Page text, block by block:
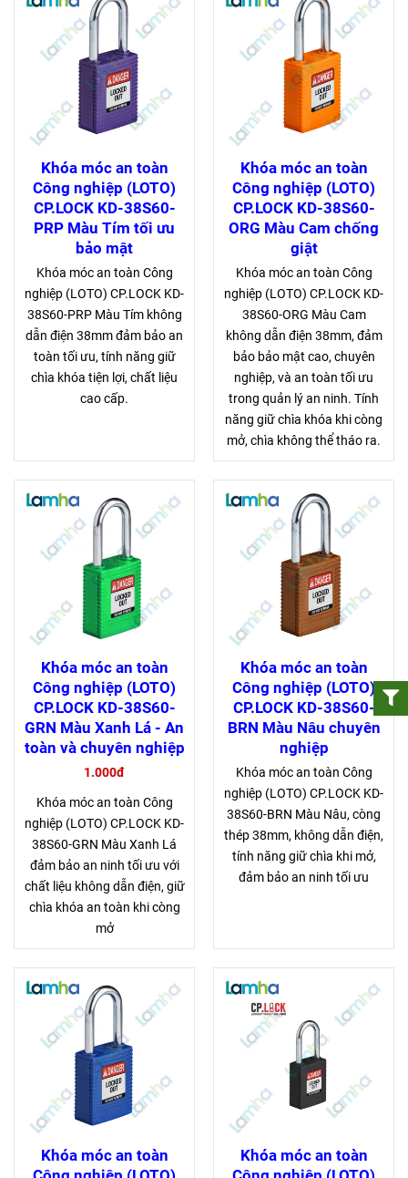
Khóa móc an toàn
Công nghiệp (LOTO)
CP.LOCK KD-38S60-
PRP Màu Tím tối ưu
bảo mật
Khóa móc an toàn Công
nghiệp (LOTO) CP.LOCK KD-
38S60-PRP Màu Tím không
dẫn điện 38mm đảm bảo an
toàn tối ưu, tính năng giữ
chìa khóa tiện lợi, chất liệu
cao cấp.
Khóa móc an toàn
Công nghiệp (LOTO)
CP.LOCK KD-38S60-
ORG Màu Cam chống
giật
Khóa móc an toàn Công
nghiệp (LOTO) CP.LOCK KD-
38S60-ORG Màu Cam
không dẫn điện 38mm, đảm
bảo bảo mật cao, chuyên
nghiệp, và an toàn tối ưu
trong quản lý an ninh. Tính
năng giữ chìa khóa khi còng
mở, chìa không thể tháo ra.
Khóa móc an toàn
Công nghiệp (LOTO)
CP.LOCK KD-38S60-
GRN Màu Xanh Lá - An
toàn và chuyên nghiệp
1.000đ
Khóa móc an toàn Công
nghiệp (LOTO) CP.LOCK KD-
38S60-GRN Màu Xanh Lá
đảm bảo an ninh tối ưu với
chất liệu không dẫn điện, giữ
chìa khóa an toàn khi còng
mở
Khóa móc an toàn
Công nghiệp (LOTO)
CP.LOCK KD-38S60-
BRN Màu Nâu chuyên
nghiệp
Khóa móc an toàn Công
nghiệp (LOTO) CP.LOCK KD-
38S60-BRN Màu Nâu, còng
thép 38mm, không dẫn điện,
tính năng giữ chìa khi mở,
đảm bảo an ninh tối ưu
Khóa móc an toàn
Khóa móc an toàn